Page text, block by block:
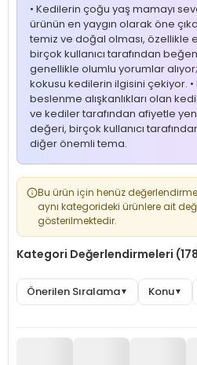
• Kedilerin çoğu yaş mamayı
ürünün en yaygın olarak öne
temiz ve doğal olması, özellikle
birçok kullanıcı tarafından
genellikle olumlu yorumlar alıyor;
kokusu kedilerin ilgisini çekiyor.
beslenme alışkanlıkları olan
ve kediler tarafından afiyetle
değeri, birçok kullanıcı
diğer önemli tema.
Bu ürün için henüz
aynı kategorideki ürünlere ait
gösterilmektedir.
Kategori Değerlendirmeleri
Önerilen Sıralama▼ Konu▼